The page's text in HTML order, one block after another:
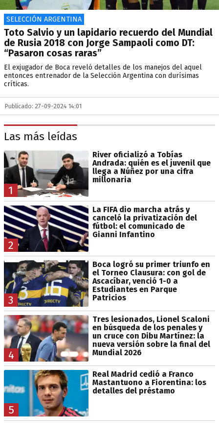
SELECCIÓN ARGENTINA
Toto Salvio y un lapidario recuerdo del Mundial
de Rusia 2018 con Jorge Sampaoli como DT:
“Pasaron cosas raras”
El exjugador de Boca reveló detalles de los manejos del aquel
entonces entrenador de la Selección Argentina con durísimas
críticas.
Publicado: 27-09-2024 14:01
Las más leídas
1
River oficializó a Tobías
Andrada: quién es el juvenil que
llega a Núñez por una cifra
millonaria
2
La FIFA dio marcha atrás y
canceló la privatización del
fútbol: el comunicado de
Gianni Infantino
3
Boca logró su primer triunfo en
el Torneo Clausura: con gol de
Ascacíbar, venció 1-0 a
Estudiantes en Parque
Patricios
4
Tres lesionados, Lionel Scaloni
en búsqueda de los penales y
un cruce con Dibu Martínez: la
nueva versión sobre la final del
Mundial 2026
5
Real Madrid cedió a Franco
Mastantuono a Fiorentina: los
detalles del préstamo